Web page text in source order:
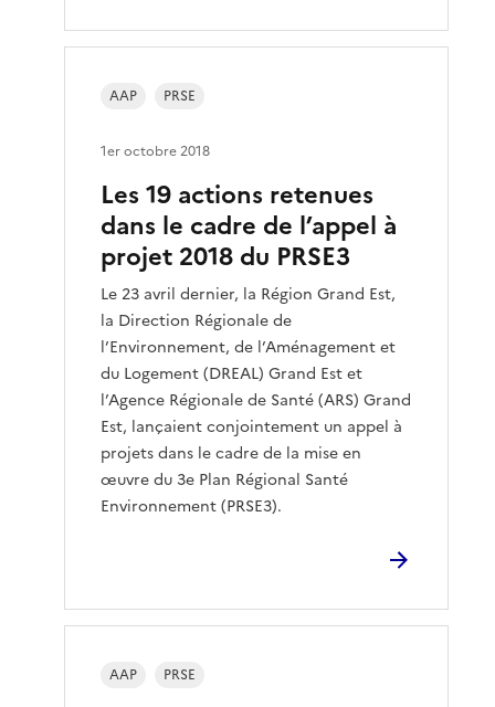
Les 19 actions retenues
dans le cadre de l’appel à
projet 2018 du PRSE3
Le 23 avril dernier, la Région Grand Est,
la Direction Régionale de
l’Environnement, de l’Aménagement et
du Logement (DREAL) Grand Est et
l’Agence Régionale de Santé (ARS) Grand
Est, lançaient conjointement un appel à
projets dans le cadre de la mise en
œuvre du 3e Plan Régional Santé
Environnement (PRSE3).
AAP PRSE
1er octobre 2018
AAP PRSE